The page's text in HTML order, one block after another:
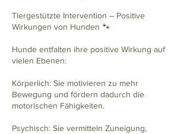
Tiergestützte Intervention – Positive
Wirkungen von Hunden 🐾
Hunde entfalten ihre positive Wirkung auf
vielen Ebenen:
Körperlich: Sie motivieren zu mehr
Bewegung und fördern dadurch die
motorischen Fähigkeiten.
Psychisch: Sie vermitteln Zuneigung,